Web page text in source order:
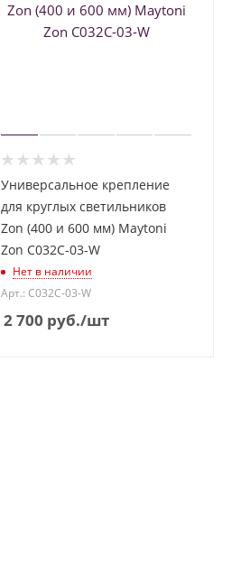
Универсальное крепление
для круглых светильников
Zon (400 и 600 мм) Maytoni
Zon C032C-03-W
Нет в наличии
Арт.: C032C-03-W
2 700 руб./шт